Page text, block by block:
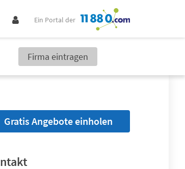
Ein Portal der
Firma eintragen
Gratis Angebote einholen